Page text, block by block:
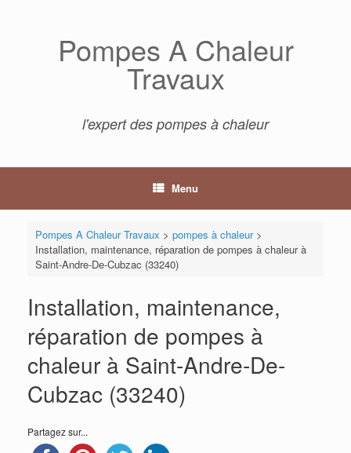
Pompes A Chaleur
Travaux
l'expert des pompes à chaleur
Menu
Pompes A Chaleur Travaux > pompes à chaleur>
Installation, maintenance, réparation de pompes à chaleur à
Saint-Andre-De-Cubzac (33240)
Installation, maintenance,
réparation de pompes à
chaleur à Saint-Andre-De-
Cubzac (33240)
Partagez sur...